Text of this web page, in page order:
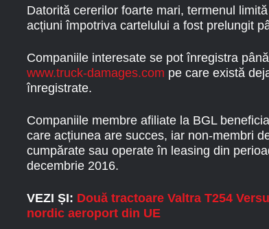
Datorită cererilor foarte mari, termenul
acțiuni împotriva cartelului a fost prelungit
Companiile interesate se pot înregistra
www.truck-damages.com pe care există
înregistrate.
Companiile membre afiliate la BGL
care acțiunea are succes, iar non-membri
cumpărate sau operate în leasing din
decembrie 2016.
VEZI ȘI: Două tractoare Valtra T254
nordic aeroport din UE